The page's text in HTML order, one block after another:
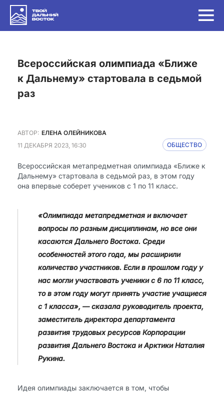
Всероссийская олимпиада «Ближе
к Дальнему» стартовала в седьмой
раз
АВТОР: ЕЛЕНА ОЛЕЙНИКОВА
11 ДЕКАБРЯ 2023, 16:30
ОБЩЕСТВО
Всероссийская метапредметная олимпиада «Ближе к
Дальнему» стартовала в седьмой раз, в этом году
она впервые соберет учеников с 1 по 11 класс.
«Олимпиада метапредметная и включает
вопросы по разным дисциплинам, но все они
касаются Дальнего Востока. Среди
особенностей этого года, мы расширили
количество участников. Если в прошлом году у
нас могли участвовать ученики с 6 по 11 класс,
то в этом году могут принять участие учащиеся
с 1 класса», — сказала руководитель проекта,
заместитель директора департамента
развития трудовых ресурсов Корпорации
развития Дальнего Востока и Арктики Наталия
Рукина.
Идея олимпиады заключается в том, чтобы